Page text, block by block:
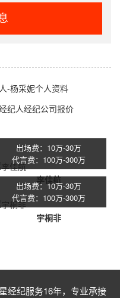
-杨采妮个人资料
纪人经纪公司报价
出场费：10万-30万
代言费：100万-300万
李佳航
出场费：10万-30万
代言费：100万-300万
宇桐非
经纪服务16年，专业承接